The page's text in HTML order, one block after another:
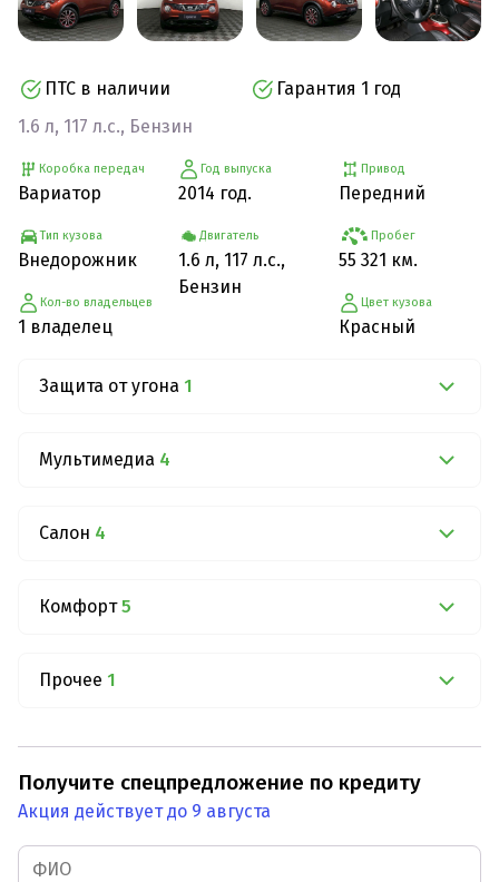
ПТС в наличии
Гарантия 1 год
1.6 л, 117 л.с., Бензин
Коробка передач
Вариатор
Тип кузова
Внедорожник
Кол-во владельцев
1 владелец
Год выпуска
2014 год.
Двигатель
1.6 л, 117 л.с.,
Бензин
Привод
Передний
Пробег
55 321 км.
Цвет кузова
Красный
Защита от угона 1
Мультимедиа 4
Салон 4
Комфорт 5
Прочее 1
Получите спецпредложение по кредиту
Акция действует до 9 августа